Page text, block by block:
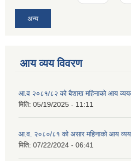
अन्य
आय व्यय विवरण
आ.व २०८१/८२ को बैशाख महिनाको आय
मिति: 05/19/2025 - 11:11
आ.व. २०८०/८१ को असार महिनाको आय
मिति: 07/22/2024 - 06:41